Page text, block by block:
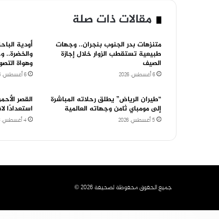
مقالات ذات صلة
متنزهات بدر الجنوب بنجران.. وجهات
طبيعية تستقطب الزوار خلال إجازة
الصيف
6 أغسطس، 2026
أودية
والخضرة..
وهواة
6 أغسطس، 2026
“طيران الرياض” يطلق رحلاته المباشرة
إلى مومباي ثامن وجهاته العالمية
5 أغسطس، 2026
القصر
استعدادًا
4 أغسطس، 2026
جميع الحقوق محفوظة لصحيفة 2026 ©